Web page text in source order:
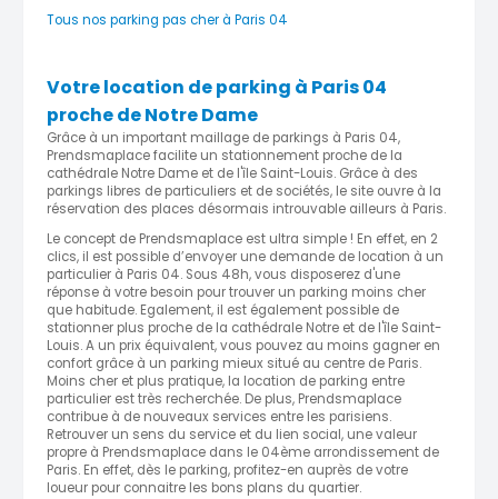
Tous nos parking pas cher à Paris 04
Votre location de parking à Paris 04
proche de Notre Dame
Grâce à un important maillage de parkings à Paris 04,
Prendsmaplace facilite un stationnement proche de la
cathédrale Notre Dame et de l'île Saint-Louis. Grâce à des
parkings libres de particuliers et de sociétés, le site ouvre à la
réservation des places désormais introuvable ailleurs à Paris.
Le concept de Prendsmaplace est ultra simple ! En effet, en 2
clics, il est possible d’envoyer une demande de location à un
particulier à Paris 04. Sous 48h, vous disposerez d'une
réponse à votre besoin pour trouver un parking moins cher
que habitude. Egalement, il est également possible de
stationner plus proche de la cathédrale Notre et de l'île Saint-
Louis. A un prix équivalent, vous pouvez au moins gagner en
confort grâce à un parking mieux situé au centre de Paris.
Moins cher et plus pratique, la location de parking entre
particulier est très recherchée. De plus, Prendsmaplace
contribue à de nouveaux services entre les parisiens.
Retrouver un sens du service et du lien social, une valeur
propre à Prendsmaplace dans le 04ème arrondissement de
Paris. En effet, dès le parking, profitez-en auprès de votre
loueur pour connaitre les bons plans du quartier.